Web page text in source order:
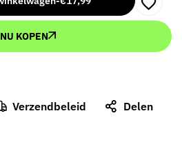
NU KOPEN
Verzendbeleid Delen